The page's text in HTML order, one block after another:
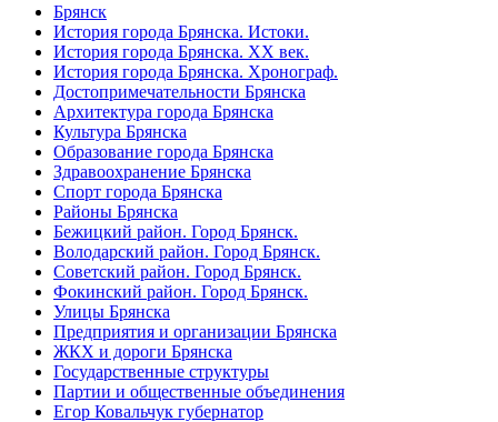
Брянск
История города Брянска. Истоки.
История города Брянска. XX век.
История города Брянска. Хронограф.
Достопримечательности Брянска
Архитектура города Брянска
Культура Брянска
Образование города Брянска
Здравоохранение Брянска
Спорт города Брянска
Районы Брянска
Бежицкий район. Город Брянск.
Володарский район. Город Брянск.
Советский район. Город Брянск.
Фокинский район. Город Брянск.
Улицы Брянска
Предприятия и организации Брянска
ЖКХ и дороги Брянска
Государственные структуры
Партии и общественные объединения
Егор Ковальчук губернатор